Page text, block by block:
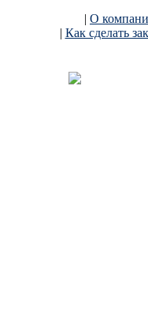
| О
| Как сделать